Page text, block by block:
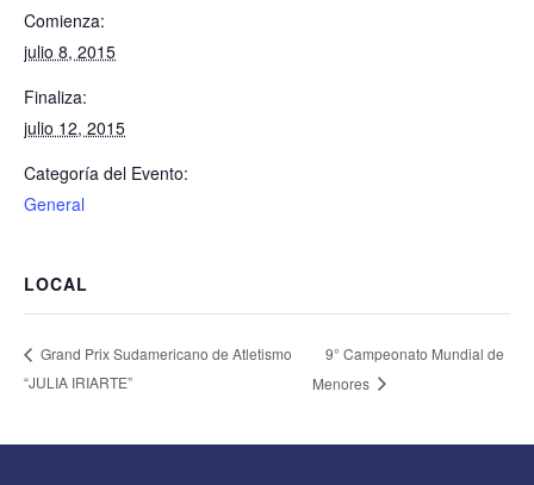
Comienza:
julio 8, 2015
Finaliza:
julio 12, 2015
Categoría del Evento:
General
LOCAL
Grand Prix Sudamericano de Atletismo
“JULIA IRIARTE”
9° Campeonato Mundial de
Menores